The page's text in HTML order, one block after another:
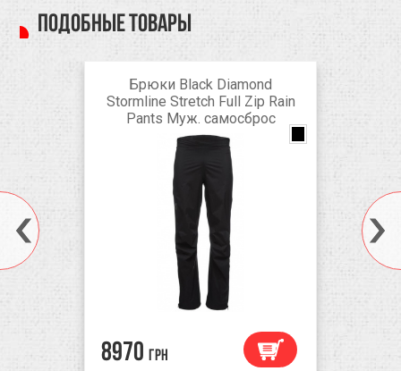
Подобные товары
Брюки Black Diamond
Stormline Stretch Full Zip Rain
Pants Муж. самосброс
8970 грн